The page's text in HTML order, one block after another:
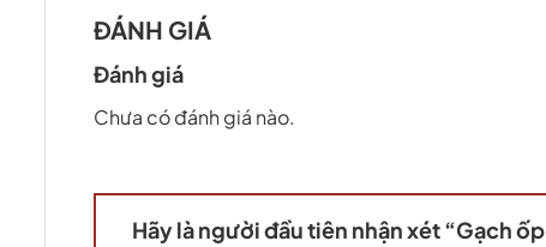
ĐÁNH GIÁ
Đánh giá
Chưa có đánh giá nào.
Hãy là người đầu tiên nhận xét “Gạch